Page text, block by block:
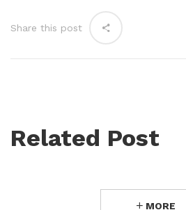
Share this post
Related Post
MORE